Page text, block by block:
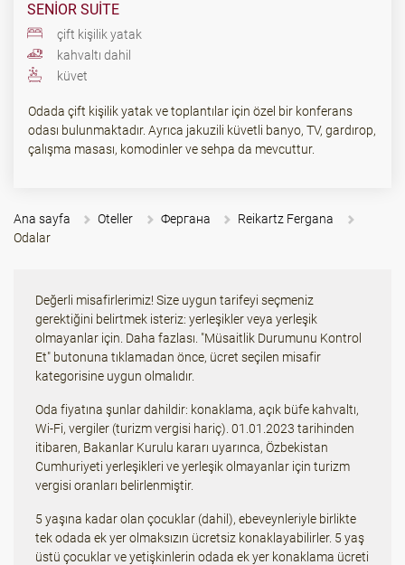
SENIOR SUITE
çift ​​kişilik yatak
kahvaltı dahil
küvet
Odada çift kişilik yatak ve toplantılar için özel bir konferans
odası bulunmaktadır. Ayrıca jakuzili küvetli banyo, TV, gardırop,
çalışma masası, komodinler ve sehpa da mevcuttur.
Ana sayfa Oteller Фергана
Reikartz Fergana
Odalar
Değerli misafirlerimiz! Size uygun tarifeyi seçmeniz
gerektiğini belirtmek isteriz: yerleşikler veya yerleşik
olmayanlar için. Daha fazlası. "Müsaitlik Durumunu Kontrol
Et" butonuna tıklamadan önce, ücret seçilen misafir
kategorisine uygun olmalıdır.
Oda fiyatına şunlar dahildir: konaklama, açık büfe kahvaltı,
Wi-Fi, vergiler (turizm vergisi hariç). 01.01.2023 tarihinden
itibaren, Bakanlar Kurulu kararı uyarınca, Özbekistan
Cumhuriyeti yerleşikleri ve yerleşik olmayanlar için turizm
vergisi oranları belirlenmiştir.
5 yaşına kadar olan çocuklar (dahil), ebeveynleriyle birlikte
tek odada ek yer olmaksızın ücretsiz konaklayabilirler. 5 yaş
üstü çocuklar ve yetişkinlerin odada ek yer konaklama ücreti